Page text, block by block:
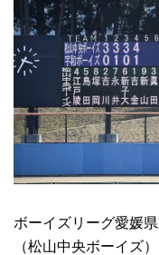
ボーイズリーグ愛媛
（松山中央ボーイズ）